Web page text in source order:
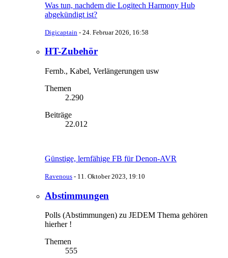
Was tun, nachdem die Logitech Harmony Hub
abgekündigt ist?
Digicaptain - 24. Februar 2026, 16:58
HT-Zubehör
Fernb., Kabel, Verlängerungen usw
Themen
2.290
Beiträge
22.012
Günstige, lernfähige FB für Denon-AVR
Ravenous - 11. Oktober 2023, 19:10
Abstimmungen
Polls (Abstimmungen) zu JEDEM Thema gehören
hierher !
Themen
555